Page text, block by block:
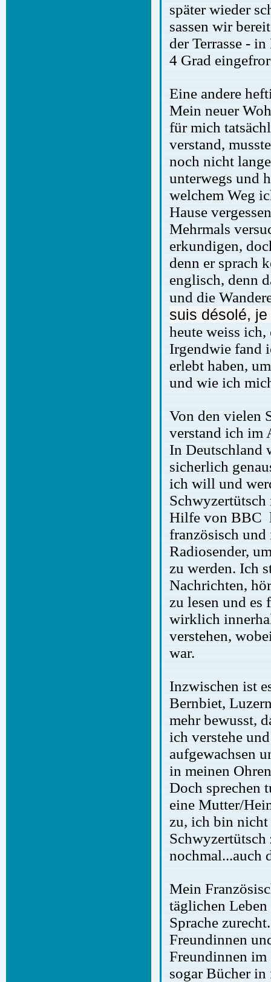
später wieder
sassen wir
der Terrasse -
4 Grad
Eine andere
Mein neuer
für mich
verstand,
noch nicht
unterwegs und
welchem Weg
Hause
Mehrmals
erkundigen,
denn er sprach
englisch, denn
und die
suis désolé,
heute weiss
Irgendwie fand
erlebt haben,
und wie ich
Von den vielen
verstand ich im
In Deutschland
sicherlich
ich will und
Hilfe von BBC
französisch und
Radiosender,
zu werden. Ich
Nachrichten,
zu lesen und
wirklich
verstehen,
war.
Inzwischen ist
Bernbiet,
mehr bewusst,
ich verstehe
aufgewachsen
in meinen
Doch sprechen
eine Mutter/
zu, ich bin nicht
nochmal...auch
Mein
täglichen
Sprache
Freundinnen
Freundinnen im
sogar Bücher in